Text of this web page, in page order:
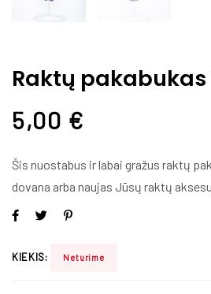
Raktų pakabukas
5,00 €
Šis nuostabus ir labai gražus raktų
dovana arba naujas Jūsų raktų
KIEKIS: Neturime